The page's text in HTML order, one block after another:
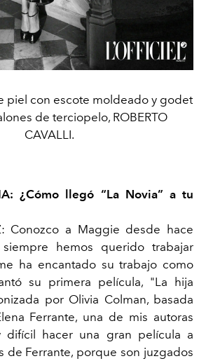
piel con escote moldeado y godet
de terciopelo, ROBERTO
CAVALLI.
¿Cómo llegó “La Novia” a tu
Conozco a Maggie desde hace
hemos querido trabajar
ha encantado su trabajo como
su primera película, "La hija
por Olivia Colman, basada
Ferrante, una de mis autoras
difícil hacer una gran película a
de Ferrante, porque son juzgados